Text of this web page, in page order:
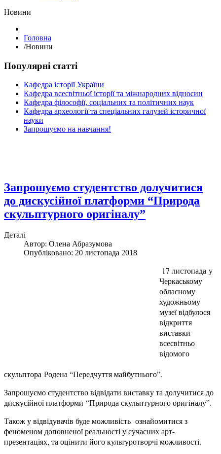
Hовини
Головна
/Hовини
Популярні статті
Кафедра історії України
Кафедра всесвітньої історії та міжнародних відносин
Кафедра філософії, соціальних та політичних наук
Кафедра археології та спеціальних галузей історичної
науки
Запрошуємо на навчання!
Запрошуємо студентство долучитися
до дискусійної платформи “Природа
скульптурного оригіналу”
Деталі
Автор: Олена Абразумова
Опубліковано: 20 листопада 2018
17 листопада у
Черкаському
обласному
художньому
музеї відбулося
відкриття
виставки
всесвітньо
відомого
скульптора Родена “Передчуття майбутнього”.
Запрошуємо студентство відвідати виставку та долучитися до
дискусійної платформи “Природа скульптурного оригіналу”.
Також у відвідувачів буде можливість ознайомитися з
феноменом доповненої реальності у сучасних арт-
презентаціях, та оцінити його культуротворчі можливості.